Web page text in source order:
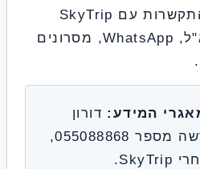
שוברי המתנה, ועל התקשרות עם SkyTrip
באמצעות טלפון, דוא"ל, WhatsApp, מסרונים
דורון
שפירא, עוסק מורשה מספר 055088868,